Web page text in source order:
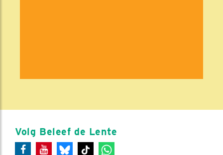
Volg Beleef de Lente